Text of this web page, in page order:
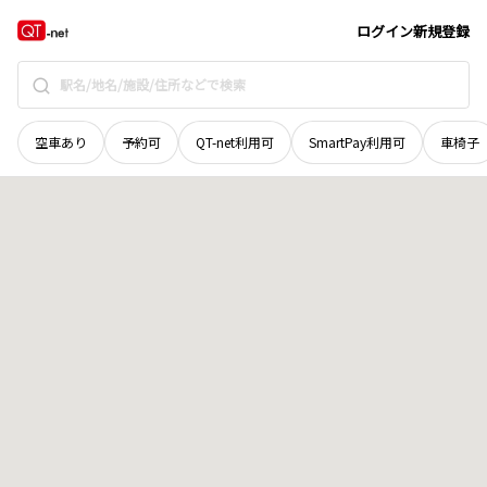
ログイン新規登録
空車あり 予約可 QT-net利用可 SmartPay利用可 車椅子
宮城県